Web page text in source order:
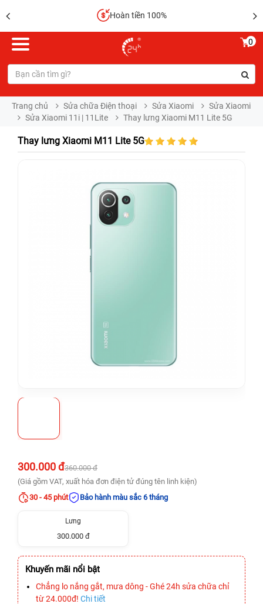
Hoàn tiền 100%
0
Trang chủ Sửa chữa Điện thoại Sửa Xiaomi
Sửa Xiaomi
Sửa Xiaomi 11i | 11Lite
Thay lưng Xiaomi M11 Lite 5G
Thay lưng Xiaomi M11 Lite 5G
300.000 đ360.000 đ
(Giá gồm VAT, xuất hóa đơn điện tử đúng tên linh kiện)
30 - 45 phút
Bảo hành màu sắc 6 tháng
Lưng
300.000 đ
Khuyến mãi nổi bật
Chẳng lo nắng gắt, mưa dông - Ghé 24h sửa chữa chỉ
từ 24.000đ! Chi tiết